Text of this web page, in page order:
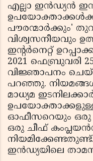
എല്ലാ ഇൻഡ്യൻ
പൗരന്മാർക്കും'
വിശ്വസനീയവും
ഇന്റർനെറ്റ്
2021 ഫെബ്രുവരി
വിജ്ഞാപനം
പറഞ്ഞു.
മാധ്യമ
ഓഫീസറെയും
ഒരു ചീഫ്
ഇൻഡ്യയിലെ